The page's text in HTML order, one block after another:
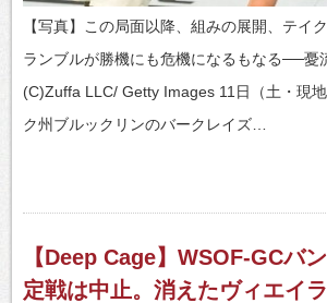
【写真】この局面以降、組みの展開、テイ
ランブルが勝機にも危機になるもなる──憂
(C)Zuffa LLC/ Getty Images 11日（土・現
ク州ブルックリンのバークレイズ…
【Deep Cage】WSOF-GCバ
定戦は中止。消えたヴィエイ